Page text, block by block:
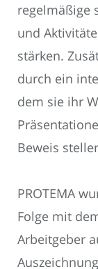
regelmäßige
und
stärken.
durch ein
dem sie ihr
Beweis
PROTEMA
Folge mit
Arbeitgeber